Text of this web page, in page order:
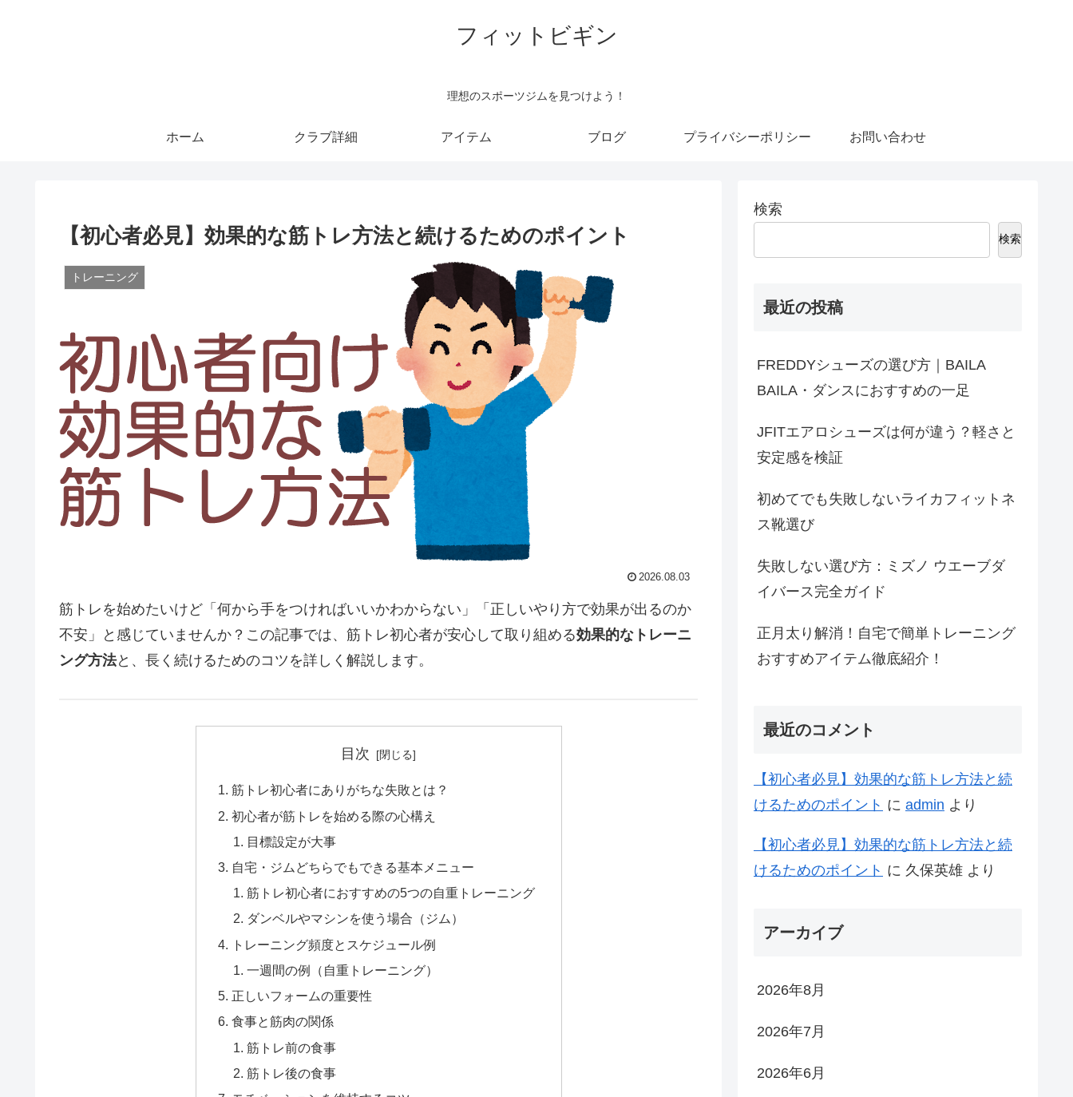
フィットビギン
理想のスポーツジムを見つけよう！
ホーム クラブ詳細 アイテム ブログ プライバシーポリシー お問い合わせ
【初心者必見】効果的な筋トレ方法と続けるためのポイント
トレーニング
2026.08.03
筋トレを始めたいけど「何から手をつければいいかわからない」「正しいやり方で効果が出るのか
不安」と感じていませんか？この記事では、筋トレ初心者が安心して取り組める効果的なトレーニ
ング方法と、長く続けるためのコツを詳しく解説します。
目次
筋トレ初心者にありがちな失敗とは？
初心者が筋トレを始める際の心構え
目標設定が大事
自宅・ジムどちらでもできる基本メニュー
筋トレ初心者におすすめの5つの自重トレーニング
ダンベルやマシンを使う場合（ジム）
トレーニング頻度とスケジュール例
一週間の例（自重トレーニング）
正しいフォームの重要性
食事と筋肉の関係
筋トレ前の食事
筋トレ後の食事
検索
検索
最近の投稿
FREDDYシューズの選び方｜BAILA
BAILA・ダンスにおすすめの一足
JFITエアロシューズは何が違う？軽さと
安定感を検証
初めてでも失敗しないライカフィットネ
ス靴選び
失敗しない選び方：ミズノ ウエーブダ
イバース完全ガイド
正月太り解消！自宅で簡単トレーニング
おすすめアイテム徹底紹介！
最近のコメント
【初心者必見】効果的な筋トレ方法と続
けるためのポイント に admin より
【初心者必見】効果的な筋トレ方法と続
けるためのポイント に 久保英雄 より
アーカイブ
2026年8月
2026年7月
2026年6月